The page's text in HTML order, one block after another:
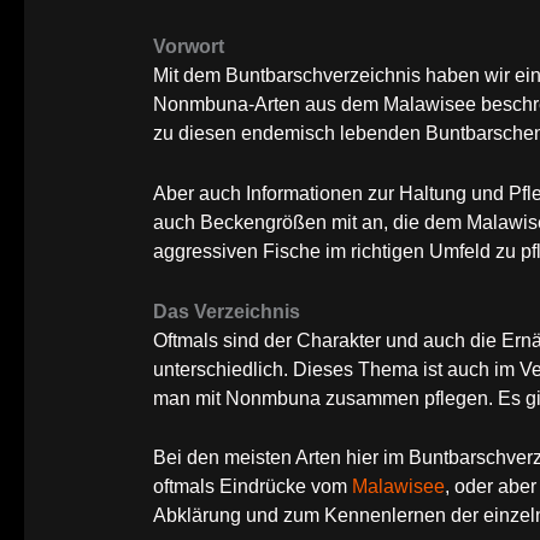
Vorwort
Mit dem Buntbarschverzeichnis haben wir
Nonmbuna-Arten aus dem Malawisee
zu diesen endemisch lebenden
Aber auch Informationen zur Haltung und
auch Beckengrößen mit an, die dem
aggressiven Fische im richtigen Umfeld zu
Das Verzeichnis
Oftmals sind der Charakter und auch die
unterschiedlich. Dieses Thema ist auch im
man mit Nonmbuna zusammen pflegen. Es
Bei den meisten Arten hier im
oftmals Eindrücke vom Malawisee, oder
Abklärung und zum Kennenlernen der